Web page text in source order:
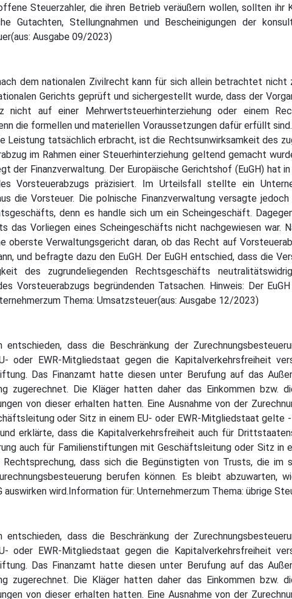
Steuerzahler, die ihren Betrieb veräußern wollen, sollten
Gutachten, Stellungnahmen und Bescheinigungen der
Ausgabe 09/2023)
dem nationalen Zivilrecht kann für sich allein betrachtet nicht
Gerichts geprüft und sichergestellt wurde, dass der
auf einer Mehrwertsteuerhinterziehung oder einem
die formellen und materiellen Voraussetzungen dafür erfüllt
Leistung tatsächlich erbracht, ist die Rechtsunwirksamkeit des
im Rahmen einer Steuerhinterziehung geltend gemacht
der Finanzverwaltung. Der Europäische Gerichtshof (EuGH) hat
Vorsteuerabzugs präzisiert. Im Urteilsfall stellte ein
die Vorsteuer. Die polnische Finanzverwaltung versagte
denn es handle sich um ein Scheingeschäft.
das Vorliegen eines Scheingeschäfts nicht nachgewiesen war.
oberste Verwaltungsgericht daran, ob das Recht auf
und befragte dazu den EuGH. Der EuGH entschied, dass die
des zugrundeliegenden Rechtsgeschäfts
Vorsteuerabzugs begründenden Tatsachen. Hinweis: Der
Thema: Umsatzsteuer(aus: Ausgabe 12/2023)
dass die Beschränkung der
oder EWR-Mitgliedstaat gegen die Kapitalverkehrsfreiheit
Das Finanzamt hatte diesen unter Berufung auf das
zugerechnet. Die Kläger hatten daher das Einkommen bzw.
von dieser erhalten hatten. Eine Ausnahme von der
oder Sitz in einem EU- oder EWR-Mitgliedstaat
erklärte, dass die Kapitalverkehrsfreiheit auch für
auch für Familienstiftungen mit Geschäftsleitung oder Sitz
dass sich die Begünstigten von Trusts, die im
berufen können. Es bleibt abzuwarten,
wird.Information für: Unternehmerzum Thema: übrige
dass die Beschränkung der
oder EWR-Mitgliedstaat gegen die Kapitalverkehrsfreiheit
Das Finanzamt hatte diesen unter Berufung auf das
zugerechnet. Die Kläger hatten daher das Einkommen bzw.
von dieser erhalten hatten. Eine Ausnahme von der